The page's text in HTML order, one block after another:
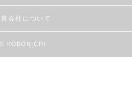
会社について
HOBONICHI